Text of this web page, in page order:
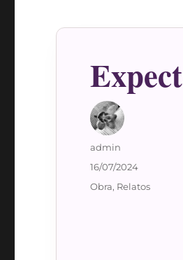
Autor
admin
Publicado
el
16/07/2024
Categorías
Obra, Relatos